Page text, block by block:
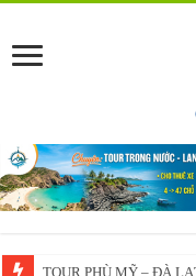
VĨNH THẠNH – ĐÀ LẠT